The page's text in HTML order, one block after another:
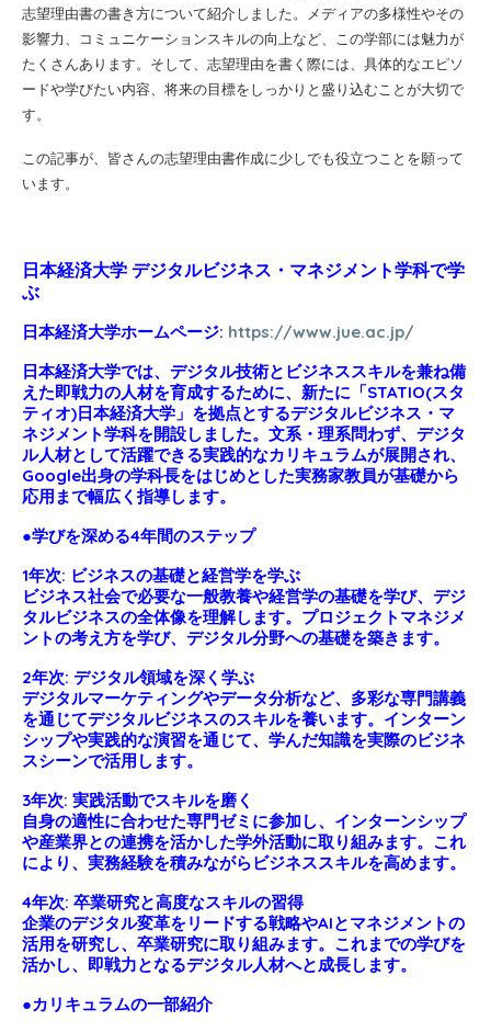
志望理由書の書き方について紹介しました。メディアの多様性やその
影響力、コミュニケーションスキルの向上など、この学部には魅力が
たくさんあります。そして、志望理由を書く際には、具体的なエピソ
ードや学びたい内容、将来の目標をしっかりと盛り込むことが大切で
す。
この記事が、皆さんの志望理由書作成に少しでも役立つことを願って
います。
日本経済大学 デジタルビジネス・マネジメント学科で学
ぶ
日本経済大学ホームページ: https://www.jue.ac.jp/
日本経済大学では、デジタル技術とビジネススキルを兼ね備
えた即戦力の人材を育成するために、新たに「STATIO(スタ
ティオ)日本経済大学」を拠点とするデジタルビジネス・マ
ネジメント学科を開設しました。文系・理系問わず、デジタ
ル人材として活躍できる実践的なカリキュラムが展開され、
Google出身の学科長をはじめとした実務家教員が基礎から
応用まで幅広く指導します。
●学びを深める4年間のステップ
1年次: ビジネスの基礎と経営学を学ぶ
ビジネス社会で必要な一般教養や経営学の基礎を学び、デジ
タルビジネスの全体像を理解します。プロジェクトマネジメ
ントの考え方を学び、デジタル分野への基礎を築きます。
2年次: デジタル領域を深く学ぶ
デジタルマーケティングやデータ分析など、多彩な専門講義
を通じてデジタルビジネスのスキルを養います。インターン
シップや実践的な演習を通じて、学んだ知識を実際のビジネ
スシーンで活用します。
3年次: 実践活動でスキルを磨く
自身の適性に合わせた専門ゼミに参加し、インターンシップ
や産業界との連携を活かした学外活動に取り組みます。これ
により、実務経験を積みながらビジネススキルを高めます。
4年次: 卒業研究と高度なスキルの習得
企業のデジタル変革をリードする戦略やAIとマネジメントの
活用を研究し、卒業研究に取り組みます。これまでの学びを
活かし、即戦力となるデジタル人材へと成長します。
●カリキュラムの一部紹介